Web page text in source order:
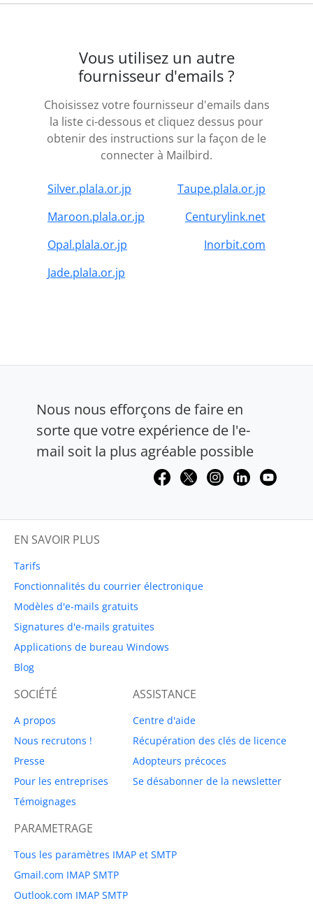
Vous utilisez un autre
fournisseur d'emails ?
Choisissez votre fournisseur d'emails dans
la liste ci-dessous et cliquez dessus pour
obtenir des instructions sur la façon de le
connecter à Mailbird.
Silver.plala.or.jp
Taupe.plala.or.jp
Maroon.plala.or.jp
Centurylink.net
Opal.plala.or.jp
Inorbit.com
Jade.plala.or.jp
Nous nous efforçons de faire en
sorte que votre expérience de l'e-
mail soit la plus agréable possible
EN SAVOIR PLUS
Tarifs
Fonctionnalités du courrier électronique
Modèles d'e-mails gratuits
Signatures d'e-mails gratuites
Applications de bureau Windows
Blog
SOCIÉTÉ
A propos
Nous recrutons !
Presse
Pour les entreprises
Témoignages
ASSISTANCE
Centre d'aide
Récupération des clés de licence
Adopteurs précoces
Se désabonner de la newsletter
PARAMETRAGE
Tous les paramètres IMAP et SMTP
Gmail.com IMAP SMTP
Outlook.com IMAP SMTP